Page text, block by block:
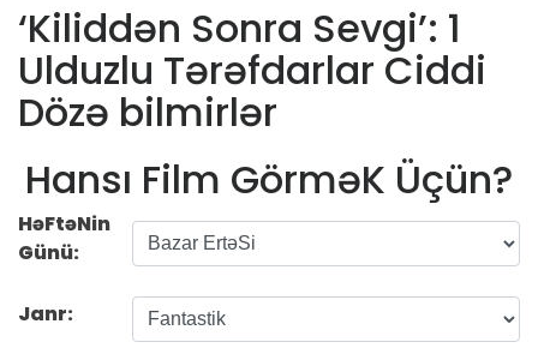
‘Kiliddən Sonra Sevgi’: 1
Ulduzlu Tərəfdarlar Ciddi
Dözə bilmirlər
Hansı Film GörməK Üçün?
HəFtəNin
Günü:
Janr: